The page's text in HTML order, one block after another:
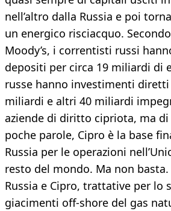
nell’altro dalla Russia e poi
un energico risciacquo.
Moody’s, i correntisti russi
depositi per circa 19 miliardi di
russe hanno investimenti diretti
miliardi e altri 40 miliardi
aziende di diritto cipriota, ma
poche parole, Cipro è la base
Russia per le operazioni
resto del mondo. Ma non
Russia e Cipro, trattative per lo
giacimenti off-shore del gas